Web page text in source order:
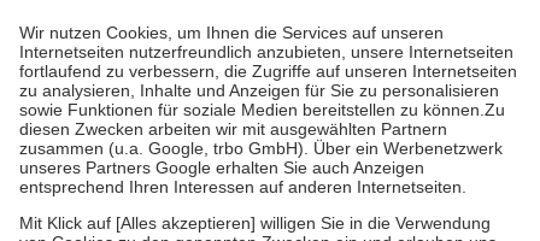
höchstens zehn Euro.
Es sind jedoch nie mehr als die tatsächlichen
Kosten der Leistung zu entrichten.
Diese Regeln gelten grundsätzlich auch für Online-Apotheken.
Bei Heilmitteln und häuslicher Krankenpflege beträgt die
Zuzahlung zehn Prozent der Kosten sowie zehn Euro je
Verordnung.
Um das Engagement der Versicherten für ihre eigene Gesundheit zu
stärken und die besondere Stellung der Familie zu unterstützen,
fallenkeine Zuzahlungenan bei: